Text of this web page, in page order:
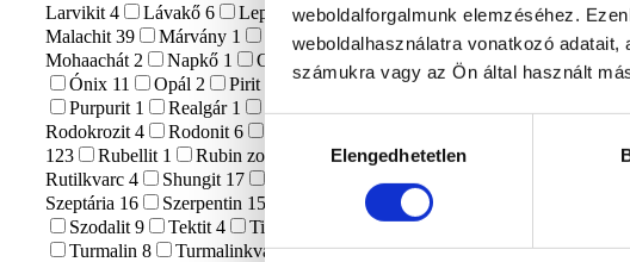
weboldalforgalmunk elemzéséhez.
weboldalhasználatra vonatkozó
számukra vagy az Ön által használt
kiválasztásaElengedhetetlen
Larvikit 4 Lávakő 6 Lepidolit15
Malachit 39 Márvány 1 Merlinit17
Mohaachát 2 Napkő 1 Obszidián
30
Ónix 11 Opál 2 Pirit Prehnit1
Purpurit 1 Realgár 1
Rodokrozit 4 Rodonit 6
123
Rubellit 1 Rubin zoizit
Rutilkvarc 4 Shungit 17
Szeptária 16 Szerpentin 15
15
Szodalit 9 Tektit 4 Tigrisszem
Turmalin 8 Turmalinkvarc1